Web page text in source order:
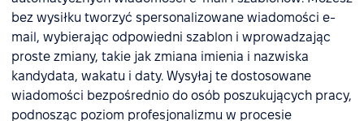
bez wysiłku tworzyć spersonalizowane wiadomości e-
mail, wybierając odpowiedni szablon i wprowadzając
proste zmiany, takie jak zmiana imienia i nazwiska
kandydata, wakatu i daty. Wysyłaj te dostosowane
wiadomości bezpośrednio do osób poszukujących pracy,
podnosząc poziom profesjonalizmu w procesie